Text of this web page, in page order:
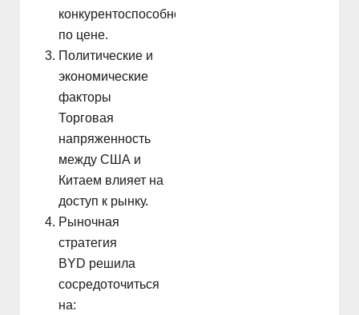
конкурентоспособной
по цене.
Политические и
экономические
факторы
Торговая
напряженность
между США и
Китаем влияет на
доступ к рынку.
Рыночная
стратегия
BYD решила
сосредоточиться
на: